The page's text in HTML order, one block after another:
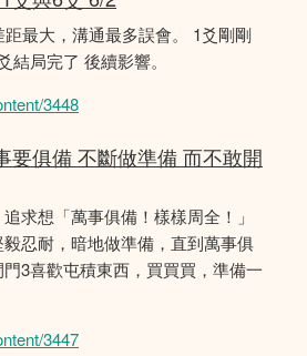
距最大，溝通最多誤會。 1爻剛剛
結局完了 後續影響。
3448
要俱備 不斷做準備 而不敢開
求想「萬事俱備！樣樣周全！」
忍耐，暗地做準備，直到萬事俱
3喜歡屯積東西，買買買，準備一
3447